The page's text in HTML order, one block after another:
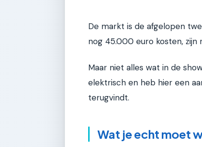
De markt is de afgelopen
nog 45.000 euro kosten,
Maar niet alles wat in de
elektrisch en heb hier een
terugvindt.
Wat je echt moet